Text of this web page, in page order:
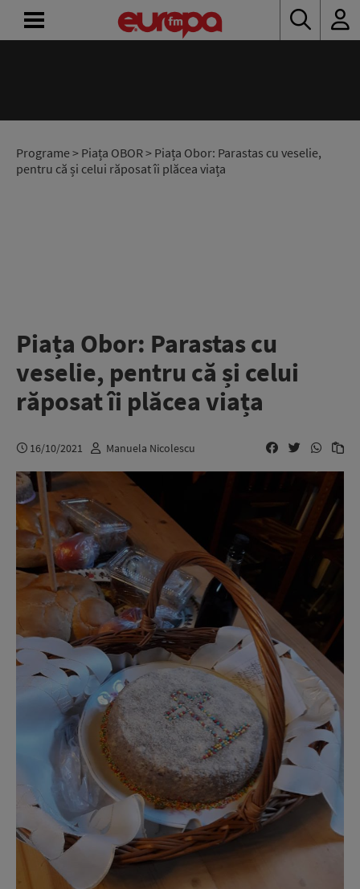
Programe> Piața OBOR> Piața Obor: Parastas cu veselie,
pentru că și celui răposat îi plăcea viața
Piața Obor: Parastas cu
veselie, pentru că și celui
răposat îi plăcea viața
16/10/2021 Manuela Nicolescu
RADIO